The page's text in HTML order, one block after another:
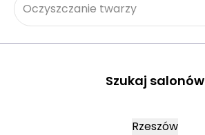
Oczyszczanie twarzy
Szukaj salonów
Rzeszów